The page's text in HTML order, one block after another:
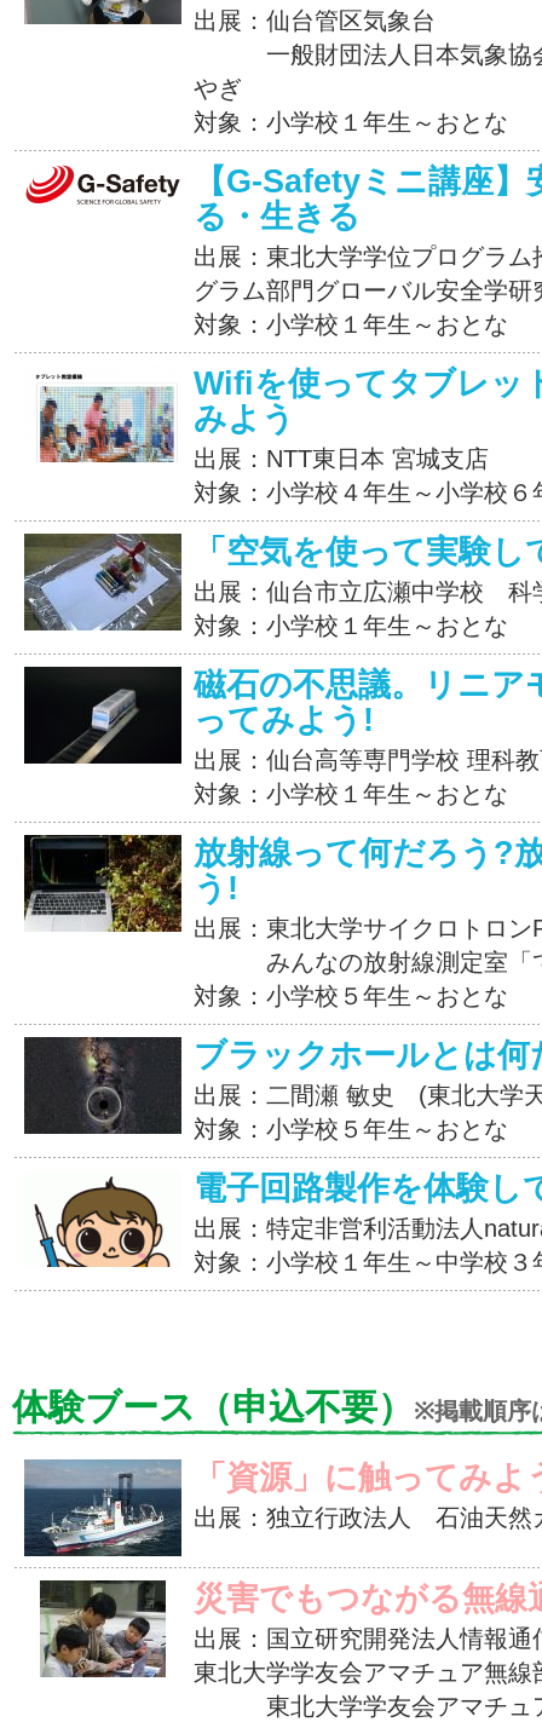
出展：仙台管区気象台
一般財団法人日本気象協会
やぎ
対象：小学校１年生～おとな
【G-Safetyミニ講座
る・生きる
出展：東北大学学位プログラ
グラム部門グローバル安全学研
対象：小学校１年生～おとな
Wifiを使ってタブレッ
みよう
出展：NTT東日本 宮城支店
対象：小学校４年生～小学校６
「空気を使って実験
出展：仙台市立広瀬中学校 科
対象：小学校１年生～おとな
磁石の不思議。リニア
ってみよう!
出展：仙台高等専門学校 理科
対象：小学校１年生～おとな
放射線って何だろう?
う!
出展：東北大学サイクロトロ
みんなの放射線測定室「
対象：小学校５年生～おとな
ブラックホールとは何
出展：二間瀬 敏史 (東北大学
対象：小学校５年生～おとな
電子回路製作を体験し
出展：特定非営利活動法人
対象：小学校１年生～中学校３
体験ブース（申込不要） ※掲載順序
「資源」に触ってみよ
出展：独立行政法人 石油天然
災害でもつながる無線
出展：国立研究開発法人情報
東北大学学友会アマチュア無線
東北大学学友会アマチュア